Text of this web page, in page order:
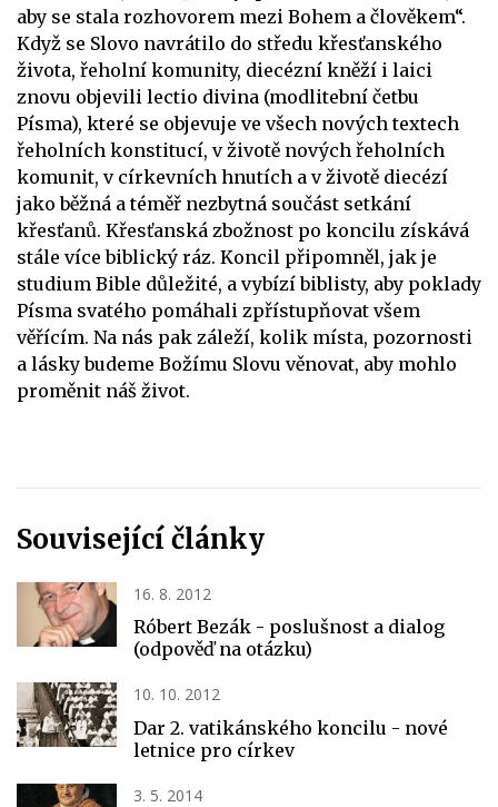
aby se stala rozhovorem mezi Bohem a člověkem“.
Když se Slovo navrátilo do středu křesťanského
života, řeholní komunity, diecézní kněží i laici
znovu objevili lectio divina (modlitební četbu
Písma), které se objevuje ve všech nových textech
řeholních konstitucí, v životě nových řeholních
komunit, v církevních hnutích a v životě diecézí
jako běžná a téměř nezbytná součást setkání
křesťanů. Křesťanská zbožnost po koncilu získává
stále více biblický ráz. Koncil připomněl, jak je
studium Bible důležité, a vybízí biblisty, aby poklady
Písma svatého pomáhali zpřístupňovat všem
věřícím. Na nás pak záleží, kolik místa, pozornosti
a lásky budeme Božímu Slovu věnovat, aby mohlo
proměnit náš život.
Související články
16. 8. 2012
Róbert Bezák - poslušnost a dialog
(odpověď na otázku)
10. 10. 2012
Dar 2. vatikánského koncilu - nové
letnice pro církev
3. 5. 2014